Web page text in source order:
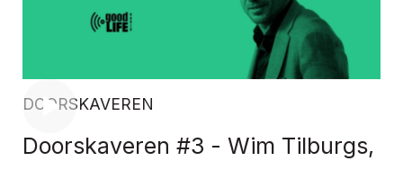
DOORSKAVEREN
Doorskaveren #3 - Wim Tilburgs,